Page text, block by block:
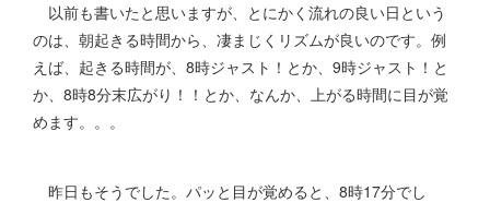
以前も書いたと思いますが、とにかく流れの良い日という
のは、朝起きる時間から、凄まじくリズムが良いのです。例
えば、起きる時間が、8時ジャスト！とか、9時ジャスト！と
か、8時8分末広がり！！とか、なんか、上がる時間に目が覚
めます。。。
昨日もそうでした。パッと目が覚めると、8時17分でし